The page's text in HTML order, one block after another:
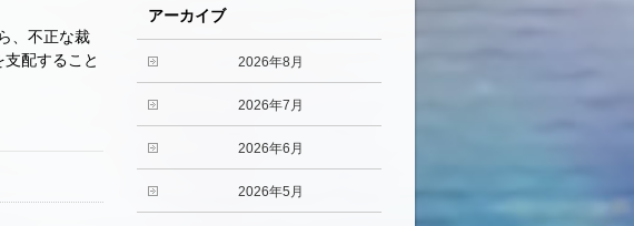
、不正な裁
配すること
アーカイブ
2026年8月
2026年7月
2026年6月
2026年5月